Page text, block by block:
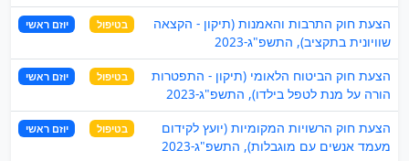
הצעת חוק התרבות והאמנות (תיקון - הקצאה
שוויונית בתקציב), התשפ"ג-2023
בטיפול יוזם ראשי
הצעת חוק הביטוח הלאומי (תיקון - התפטרות
הורה על מנת לטפל בילדו), התשפ"ג-2023
בטיפול יוזם ראשי
הצעת חוק הרשויות המקומיות (יועץ לקידום
מעמד אנשים עם מוגבלות), התשפ"ג-2023
בטיפול יוזם ראשי